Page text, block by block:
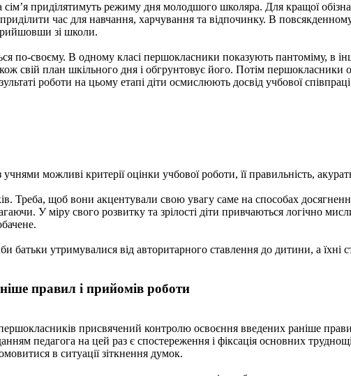
сім’я приділятимуть режиму дня молодшого школяра. Для кращої
час для навчання, харчування та відпочинку. В
зі школи.
по-своєму. В одному класі першокласники показують пантоміму,
свій план шкільного дня і обгрунтовує його. Потім
роботи на цьому етапі діти осмислюють досвід учбової
можливі критерії оцінки учбової роботи, її правильність,
Треба, щоб вони акцентували свою увагу саме на способах
У міру свого розвитку та зрілості діти привчаються логічно
батьки утримувалися від авторитарного ставлення до дитини, а їхні
правил і прийомів роботи
присвячений конт­ролю освоєння введених раніше
педагога на цей раз є спостереження і фіксація основних
в ситуації зіткнення думок.